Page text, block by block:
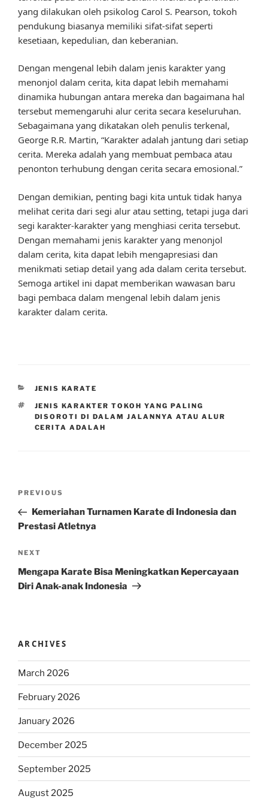
yang dilakukan oleh psikolog Carol S. Pearson, tokoh
pendukung biasanya memiliki sifat-sifat seperti
kesetiaan, kepedulian, dan keberanian.
Dengan mengenal lebih dalam jenis karakter yang
menonjol dalam cerita, kita dapat lebih memahami
dinamika hubungan antara mereka dan bagaimana hal
tersebut memengaruhi alur cerita secara keseluruhan.
Sebagaimana yang dikatakan oleh penulis terkenal,
George R.R. Martin, “Karakter adalah jantung dari setiap
cerita. Mereka adalah yang membuat pembaca atau
penonton terhubung dengan cerita secara emosional.”
Dengan demikian, penting bagi kita untuk tidak hanya
melihat cerita dari segi alur atau setting, tetapi juga dari
segi karakter-karakter yang menghiasi cerita tersebut.
Dengan memahami jenis karakter yang menonjol
dalam cerita, kita dapat lebih mengapresiasi dan
menikmati setiap detail yang ada dalam cerita tersebut.
Semoga artikel ini dapat memberikan wawasan baru
bagi pembaca dalam mengenal lebih dalam jenis
karakter dalam cerita.
CATEGORIES
JENIS KARATE
TAGS
JENIS KARAKTER TOKOH YANG PALING
DISOROTI DI DALAM JALANNYA ATAU ALUR
CERITA ADALAH
Previous
Post
PREVIOUS
Kemeriahan Turnamen Karate di Indonesia dan
Prestasi Atletnya
Next
Post
NEXT
Mengapa Karate Bisa Meningkatkan Kepercayaan
Diri Anak-anak Indonesia
ARCHIVES
March 2026
February 2026
January 2026
December 2025
September 2025
August 2025